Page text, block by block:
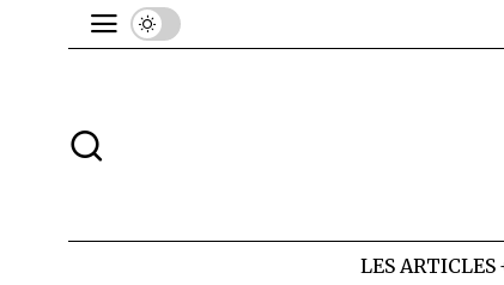
LES ARTICLES